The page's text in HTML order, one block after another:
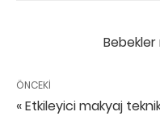
ÖNCEKI
« Etkileyici makyaj